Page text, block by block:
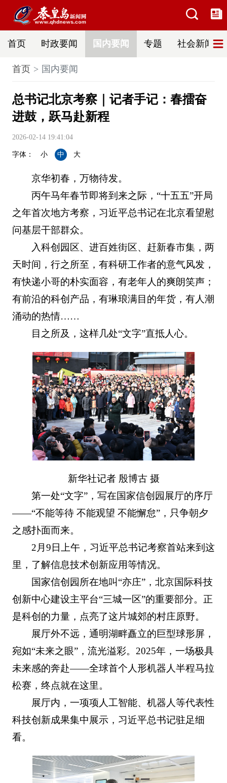
首页 时政要闻 国内要闻 专题 社会新闻
首页 国内要闻
总书记北京考察｜记者手记：春擂奋
进鼓，跃马赴新程
2026-02-14 19:41:04
字体： 小 中 大
京华初春，万物待发。
丙午马年春节即将到来之际，“十五五”开局
之年首次地方考察，习近平总书记在北京看望慰
问基层干部群众。
入科创园区、进百姓街区、赶新春市集，两
天时间，行之所至，有科研工作者的意气风发，
有快递小哥的朴实面容，有老年人的爽朗笑声；
有前沿的科创产品，有琳琅满目的年货，有人潮
涌动的热情……
目之所及，这样几处“文字”直抵人心。
新华社记者 殷博古 摄
第一处“文字”，写在国家信创园展厅的序厅
——“不能等待 不能观望 不能懈怠”，只争朝夕
之感扑面而来。
2月9日上午，习近平总书记考察首站来到这
里，了解信息技术创新应用等情况。
国家信创园所在地叫“亦庄”，北京国际科技
创新中心建设主平台“三城一区”的重要部分。正
是科创的力量，点亮了这片城郊的村庄原野。
展厅外不远，通明湖畔矗立的巨型球形屏，
宛如“未来之眼”，流光溢彩。2025年，一场极具
未来感的奔赴——全球首个人形机器人半程马拉
松赛，终点就在这里。
展厅内，一项项人工智能、机器人等代表性
科技创新成果集中展示，习近平总书记驻足细
看。